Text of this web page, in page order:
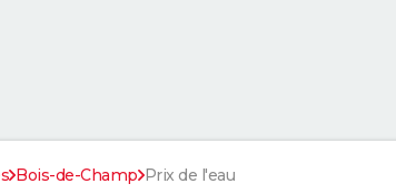
Bois-de-Champ Prix de l'eau